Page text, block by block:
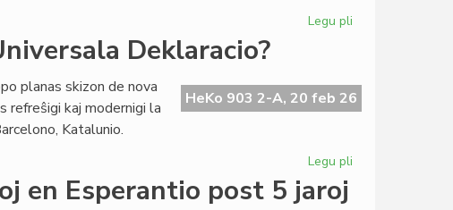
Legu pli
la
originala
Deklaracio?
HeKo 903 2-A, 20 feb 26
planas skizon de nova
refreŝigi kaj modernigi la
Katalunio.
Legu pli
en Esperantio post 5 jaroj